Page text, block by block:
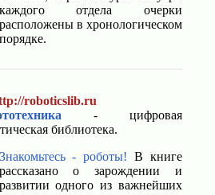
каждого отдела очерки
расположены в хронологическом
порядке.
roboticslib.ru
- цифровая
библиотека.
Знакомьтесь - роботы! В книге
рассказано о зарождении и
развитии одного из важнейших